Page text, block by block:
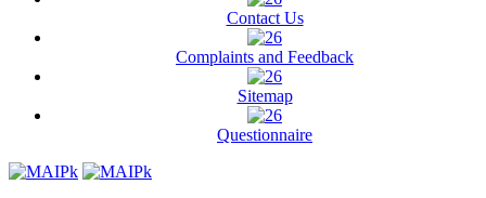
Contact Us
Complaints and Feedback
Sitemap
Questionnaire